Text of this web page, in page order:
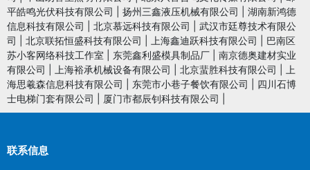
平皓鸣光伏科技有限公司
扬州三鑫液压机械有限公司
湖南新鸿德
信息科技有限公司
北京慕远科技有限公司
武汉市廷尊技术有限公
司
北京联拓恒盛科技有限公司 上海鑫迪跃科技有限公司
巴南区
苏小客网络科技工作室
东莞鑫利盛模具制品厂
南京德奥建材实业
有限公司
上海裕承机械设备有限公司 北京蜚胜科技有限公司
上
海思羲森信息科技有限公司
东莞市小巷子餐饮有限公司
四川石博
士电梯门套有限公司
厦门市都辰钊科技有限公司
联系信息